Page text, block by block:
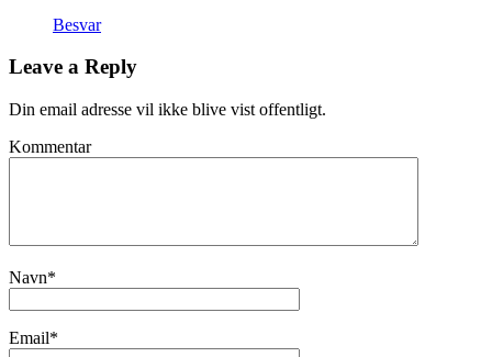
Besvar
Leave a Reply
Din email adresse vil ikke blive vist offentligt.
Kommentar
Navn*
Email*